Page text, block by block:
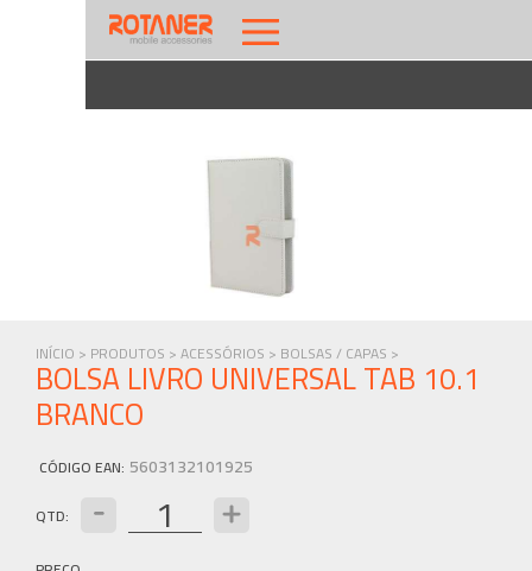
INÍCIO > PRODUTOS >ACESSÓRIOS > BOLSAS / CAPAS >
BOLSA LIVRO UNIVERSAL TAB 10.1
BRANCO
CÓDIGO EAN: 5603132101925
QTD: